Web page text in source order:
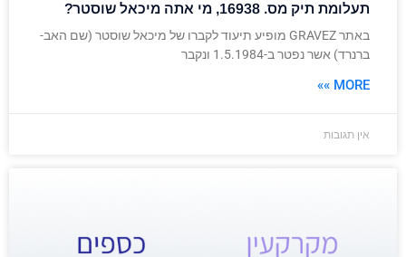
תעלומת תיק מס. 16938, מי אתה מיכאל שוסטר?
באתר GRAVEZ מופיע תיעוד לקברו של מיכאל שוסטר (שם האב-
ברנרד) אשר נפטר ב-1.5.1984 ונקבר
MORE »»
אין תגובות